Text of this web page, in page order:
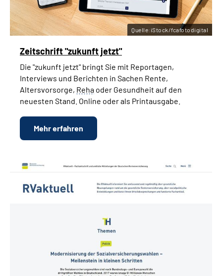
Zeitschrift "zukunft jetzt"
Die "zukunft jetzt" bringt Sie mit Reportagen,
Interviews und Berichten in Sachen Rente,
Altersvorsorge, Reha oder Gesundheit auf den
neuesten Stand. Online oder als Printausgabe.
Mehr erfahren
Quelle:iStock/fcafotodigital